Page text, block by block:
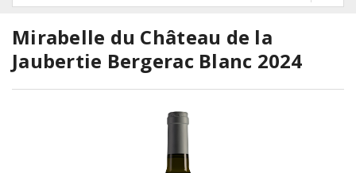
Mirabelle du Château de la
Jaubertie Bergerac Blanc 2024